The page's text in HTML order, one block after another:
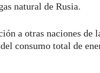
natural de Rusia.
a otras naciones de
consumo total de